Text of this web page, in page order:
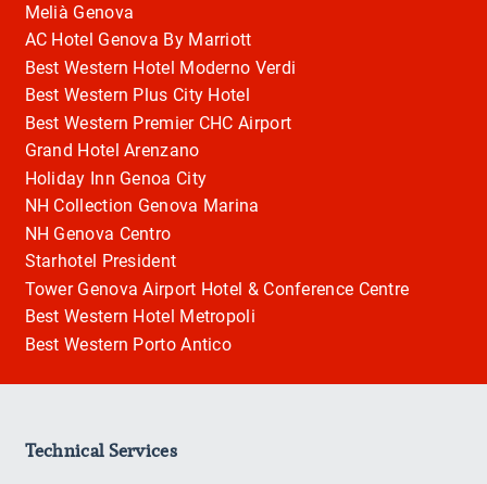
Melià Genova
AC Hotel Genova By Marriott
Best Western Hotel Moderno Verdi
Best Western Plus City Hotel
Best Western Premier CHC Airport
Grand Hotel Arenzano
Holiday Inn Genoa City
NH Collection Genova Marina
NH Genova Centro
Starhotel President
Tower Genova Airport Hotel & Conference Centre
Best Western Hotel Metropoli
Best Western Porto Antico
Technical Services